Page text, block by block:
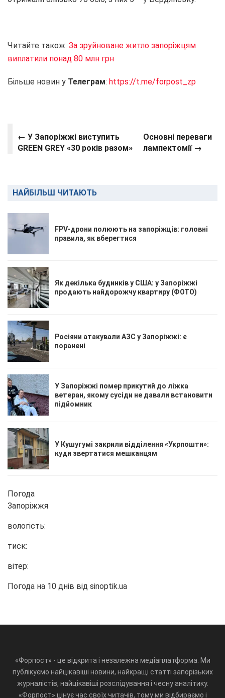
Читайте також: За зруйноване житло запоріжцям
виплатили понад 80 млн грн
Більше новин у Телеграм: https://t.me/forpost_zp
← У Запоріжжі виступить
GREEN GREY «30 років разом»
Основні переваги
лампектомії →
НАЙБІЛЬШ ЧИТАЮТЬ
FPV-дрони полюють на запоріжців: головні
правила, як вберегтися
Як декілька будинків у США: у Запоріжжі
продають найдорожчу квартиру (ФОТО)
Росіяни атакували АЗС у Запоріжжі: є
поранені
У Запоріжжі помер прикутий до ліжка
ветеран, якому сусіди не давали встановити
підйомник
У Кушугумі закрили відділення «Укрпошти»:
куди звертатися мешканцям
Погода
Запоріжжя
вологість:
тиск:
вітер:
Погода на 10 днів від sinoptik.ua
«Форпост» - це відкрита і незалежна медіаплатформа. Ми
публікуємо найцікавіші новини, найкращі статті запорізьких
журналістів, найцікавіші розслідування і чесну аналітику.
«Форпост» цінує час своїх читачів, тому ми відбираємо і